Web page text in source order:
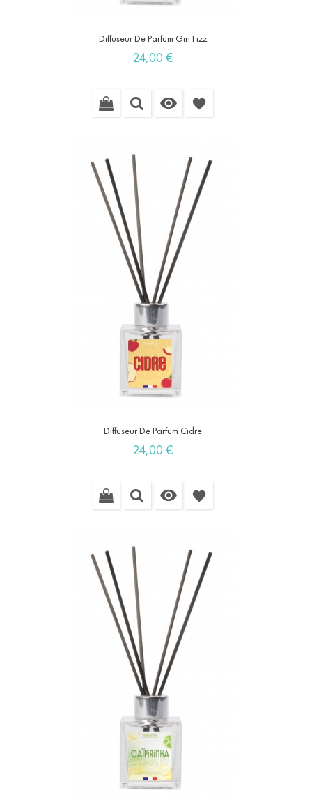
Diffuseur De Parfum Gin Fizz
Prix
24,00 €
 favorite
Diffuseur De Parfum Cidre
Prix
24,00 €
 favorite